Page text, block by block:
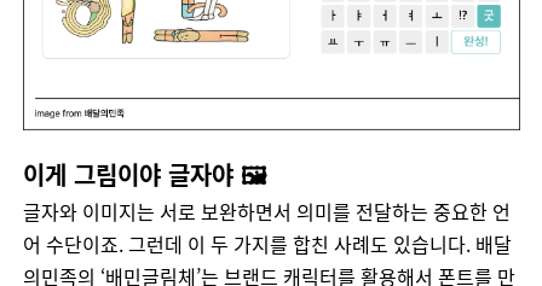
이게 그림이야 글자야 🖼️
글자와 이미지는 서로 보완하면서 의미를 전달하는 중요한 언
어 수단이죠.그런데 이 두 가지를 합친 사례도 있습니다. 배달
의민족의 ‘배민글림체’는 브랜드 캐릭터를 활용해서 폰트를 만